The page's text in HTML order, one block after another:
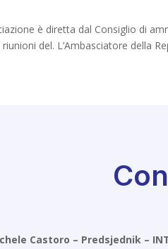
è diretta dal Consiglio di
del. L’Ambasciatore della
Castoro – Predsjednik –